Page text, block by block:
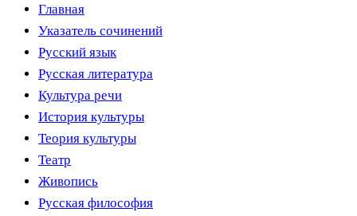
Перейти
содержимому
Главная
Указатель сочинений
Русский язык
Русская литература
Культура речи
История культуры
Теория культуры
Театр
Живопись
Русская философия